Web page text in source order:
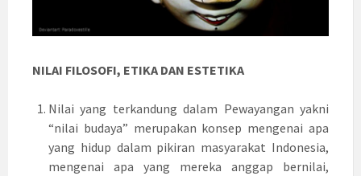
NILAI FILOSOFI, ETIKA DAN ESTETIKA
Nilai yang terkandung dalam Pewayangan yakni
“nilai budaya” merupakan konsep mengenai apa
yang hidup dalam pikiran masyarakat Indonesia,
mengenai apa yang mereka anggap bernilai,